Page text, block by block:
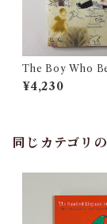
The Boy Who
rrot : A Foolish
of Edward Lear,
¥4,230
同じカテゴリ